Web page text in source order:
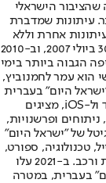
הישראלי
עיתונות שמדברת
אחרת וללא
תשלום. המהדורה המודפסת הראשונה פורסמה ב-30 ביולי 2007, וב-2010
הגבוה ביותר בימי
הוא עמר לחמנוביץ,
היום" בעברית
ובאנגלית, כמו כן היישומונים (אפליקציות) לאנדרואיד ול-iOS, מציגים
ופרשנויות,
של "ישראל היום"
טכנולוגיה, ספורט,
כלכלה וצרכנות, בריאות, חיילים, אוכל, יהדות, תיירות ורכב. ב-2021 עלו
בעברית, במטרה